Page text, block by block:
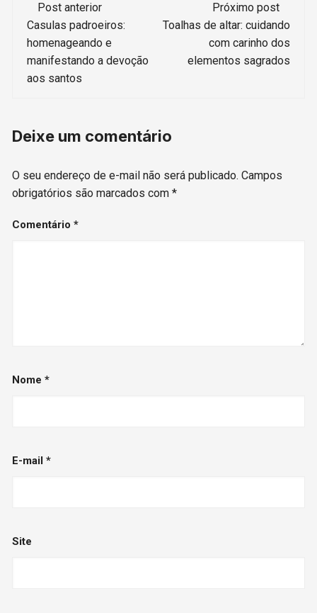
de
post
Post anterior
Casulas padroeiros:
homenageando e
manifestando a devoção
aos santos
Próximo post
Toalhas de altar: cuidando
com carinho dos
elementos sagrados
Deixe um comentário
O seu endereço de e-mail não será publicado. Campos
obrigatórios são marcados com*
Comentário*
Nome*
E-mail*
Site